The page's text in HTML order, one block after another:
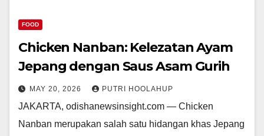
FOOD
Chicken Nanban: Kelezatan Ayam
Jepang dengan Saus Asam Gurih
MAY 20, 2026 PUTRI HOOLAHUP
JAKARTA, odishanewsinsight.com — Chicken
Nanban merupakan salah satu hidangan khas Jepang